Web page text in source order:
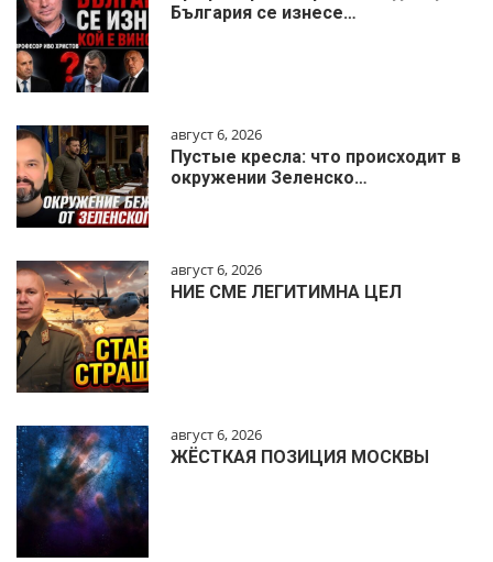
България се изнесе…
август 6, 2026
Пустые кресла: что происходит в
окружении Зеленско…
август 6, 2026
НИЕ СМЕ ЛЕГИТИМНА ЦЕЛ
август 6, 2026
ЖЁСТКАЯ ПОЗИЦИЯ МОСКВЫ